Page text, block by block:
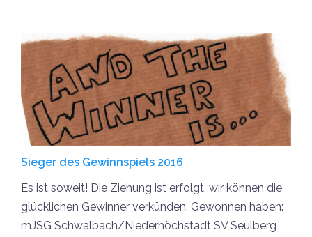
Sieger des Gewinnspiels 2016
Es ist soweit! Die Ziehung ist erfolgt, wir können die
glücklichen Gewinner verkünden. Gewonnen haben:
mJSG Schwalbach/Niederhöchstadt SV Seulberg